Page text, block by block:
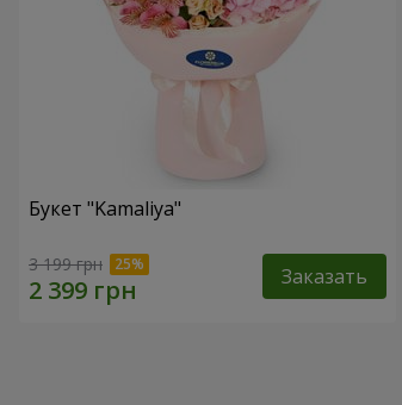
Букет "Kamaliya"
3 199 грн Заказать